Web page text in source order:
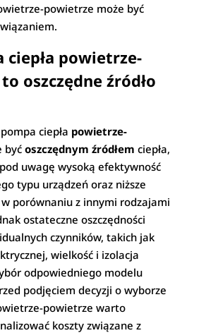
powietrze może być
ciepła powietrze-
oszczędne źródło
ciepła powietrze-
byćoszczędnym źródłem ciepła,
uwagę wysoką efektywność
typu urządzeń oraz niższe
porównaniu z innymi rodzajami
ostateczne oszczędności
czynników, takich jak
wielkość i izolacja
odpowiedniego modelu
podjęciem decyzji o wyborze
powietrze warto
koszty związane z